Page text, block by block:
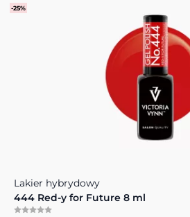
-25%
Lakier hybrydowy
444 Red-y for Future 8 ml